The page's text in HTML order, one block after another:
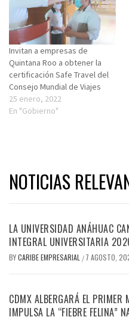
Invitan a empresas de
Quintana Roo a obtener la
certificación Safe Travel del
Consejo Mundial de Viajes
25 enero, 2022
En "Gobierno"
NOTICIAS
LA UNIVERSIDAD ANÁHUAC
INTEGRAL UNIVERSITARIA
BYCARIBE EMPRESARIAL / 7 AGOSTO,
CDMX ALBERGARÁ EL PRIMER
IMPULSA LA “FIEBRE FELINA”